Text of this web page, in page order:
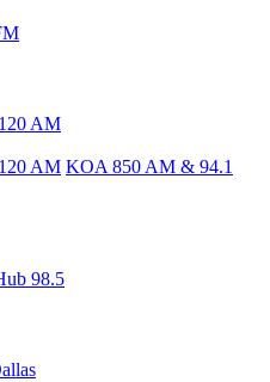
AM
AM KOA 850 AM & 94.1
98.5